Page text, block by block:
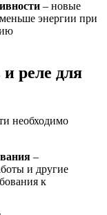
– новые
энергии при
реле для
необходимо
–
и другие
к